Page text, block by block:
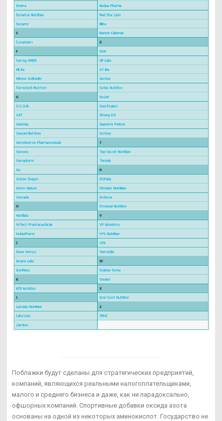
Поблажки будут сделаны для стратегических предприятий,
компаний, являющихся реальными налогоплательщиками,
малого и среднего бизнеса и даже, как ни парадоксально,
офшорных компаний. Спортивные добавки оксида азота
основаны на одной из некоторых аминокислот. Государство не